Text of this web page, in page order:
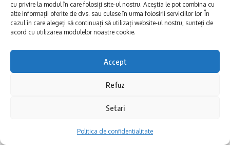
cu privire la modul în care folosiți site-ul nostru. Aceștia le pot combina cu
alte informații oferite de dvs. sau culese în urma folosirii serviciilor lor. În
cazul în care alegeți să continuați să utilizați website-ul nostru, sunteți de
acord cu utilizarea modulelor noastre cookie.
Accept
Refuz
Setari
Politica de confidentialitate
E xplorăm Dobrogea,
Explorăm valorile locale:
Deltă, Litoral, cele mai mari
biserici și mănăstiri, cele mai
FRUMOASE POVEȘTI.
Afaceri și meșteșuguri
Actualitate